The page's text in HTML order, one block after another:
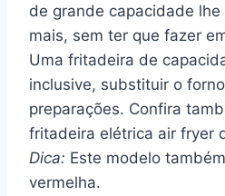
de grande capacidade
mais, sem ter que fazer
Uma fritadeira de
inclusive, substituir o
preparações. Confira
fritadeira elétrica air fryer
Dica: Este modelo
vermelha.